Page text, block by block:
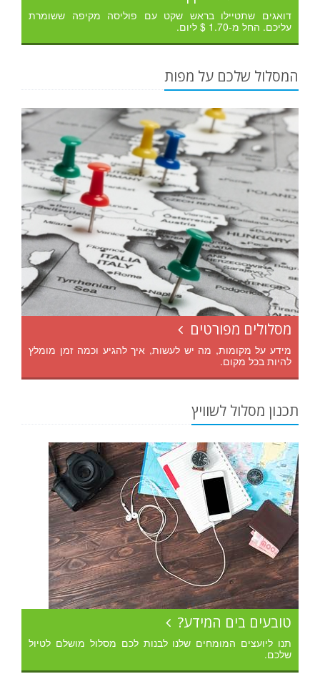
דואגים שתטיילו בראש שקט עם פוליסה מקיפה ששומרת
עליכם. החל מ-1.70 $ ליום.
המסלול שלכם על מפות
מסלולים מפורטים
מידע על מקומות, מה יש לעשות, איך להגיע וכמה זמן מומלץ
להיות בכל מקום.
תכנון מסלול לשוויץ
טובעים בים המידע?
תנו ליועצים המומחים שלנו לבנות לכם מסלול מושלם לטיול
שלכם.